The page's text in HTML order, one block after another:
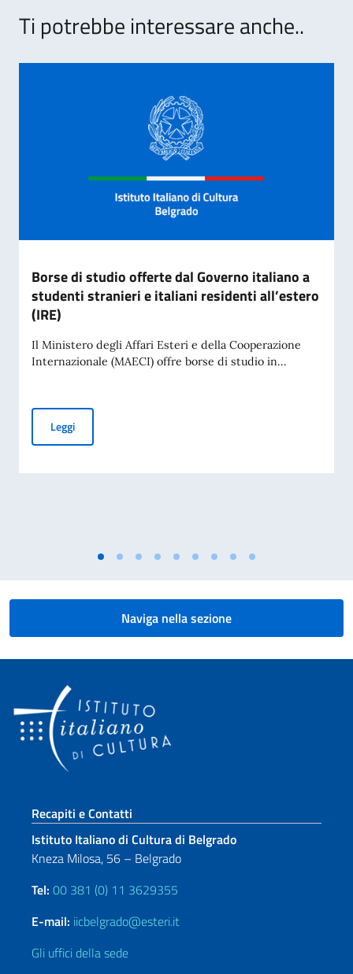
Ti potrebbe interessare anche..
Borse di studio offerte dal Governo italiano a
studenti stranieri e italiani residenti all’estero
(IRE)
Il Ministero degli Affari Esteri e della Cooperazione
Internazionale (MAECI) offre borse di studio in...
LeggiBorse di studio offerte dal Governo italiano a studenti
Naviga nella sezione
Sezione footer
Recapiti e Contatti
Istituto Italiano di Cultura di Belgrado
Kneza Milosa, 56 – Belgrado
Tel: 00 381 (0) 11 3629355
E-mail: iicbelgrado@esteri.it
Gli uffici della sede